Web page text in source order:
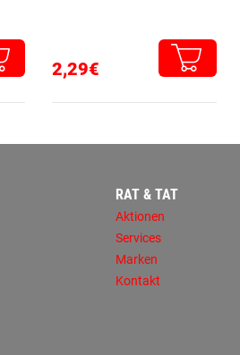
2,29€
RAT & TAT
Aktionen
Services
Marken
Kontakt